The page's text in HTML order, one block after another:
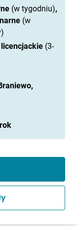
(w tygodniu),
(w
(3-